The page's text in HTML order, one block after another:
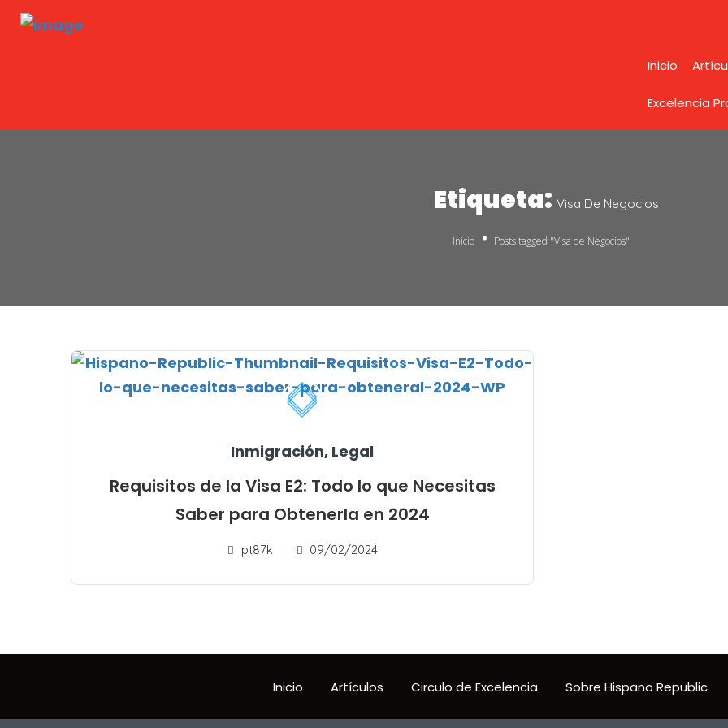
Inicio
Excelencia
Etiqueta: Visa De Negocios
Inicio Posts tagged "Visa de Negocios"
Inmigración, Legal
Requisitos de la Visa E2: Todo lo que Necesitas
Saber para Obtenerla en 2024
pt87k 09/02/2024
Inicio Artículos Circulo de Excelencia Sobre Hispano Republic